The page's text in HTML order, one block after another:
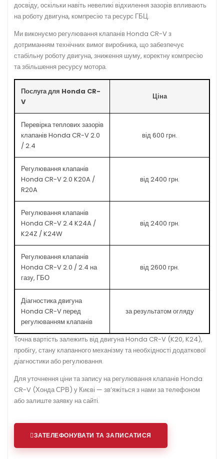
досвіду, оскільки навіть невеликі відхилення зазорів впливають
на роботу двигуна, компресію та ресурс ГБЦ.
Ми виконуємо регулювання клапанів Honda CR-V з
дотриманням технічних вимог виробника, що забезпечує
стабільну роботу двигуна, зниження шуму, коректну компресію
та збільшення ресурсу мотора.
Послуга для Honda CR-
V
Ціна
Перевірка теплових зазорів
клапанів Honda CR-V 2.0
/ 2.4
від 600 грн.
Регулювання клапанів
Honda CR-V 2.0 K20A /
R20A
від 2400 грн.
Регулювання клапанів
Honda CR-V 2.4 K24A /
K24Z / K24W
від 2400 грн.
Регулювання клапанів
Honda CR-V 2.0 / 2.4 на
газу, ГБО
від 2600 грн.
Діагностика двигуна
Honda CR-V перед
регулюванням клапанів
за результатом огляду
Точна вартість залежить від двигуна Honda CR-V (K20, K24),
пробігу, стану клапанного механізму та необхідності додаткової
діагностики або регулювання.
Для уточнення ціни та запису на регулювання клапанів Honda
CR-V (Хонда СРВ) у Києві — зв’яжіться з нами за телефоном
або залиште заявку на сайті.
ЗАТЕЛЕФОНУВАТИ ТА ЗАПИСАТИСЯ